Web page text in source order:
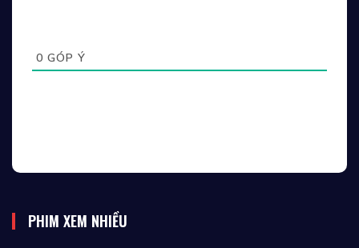
0 GÓP Ý
PHIM XEM NHIỀU